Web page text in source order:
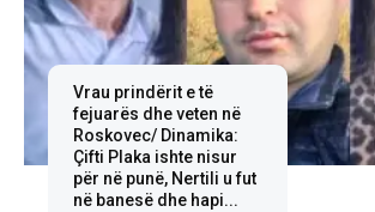
Vrau prindërit e të
fejuarës dhe veten në
Roskovec/ Dinamika:
Çifti Plaka ishte nisur
për në punë, Nertili u fut
në banesë dhe hapi...